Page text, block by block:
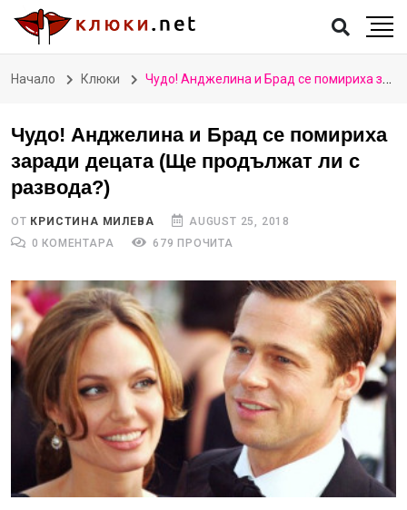
Начало Клюки Чудо! Анджелина и Брад се помириха заради децата (Ще продължат ли с развода?)
Чудо! Анджелина и Брад се помириха
заради децата (Ще продължат ли с
развода?)
ОТ КРИСТИНА МИЛЕВА
AUGUST 25, 2018
0 КОМЕНТАРА
679 ПРОЧИТА